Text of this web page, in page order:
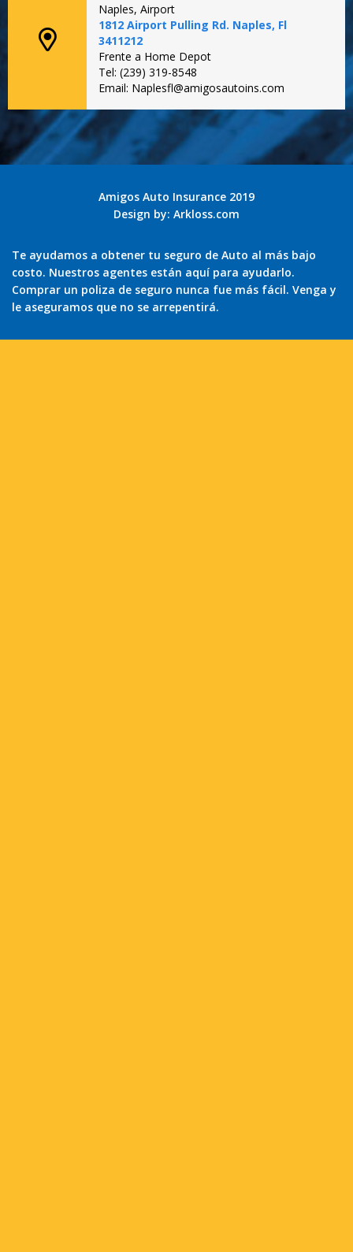
Naples, Airport
1812 Airport Pulling Rd. Naples, Fl
3411212
Frente a Home Depot
Tel: (239) 319-8548
Email: Naplesfl@amigosautoins.com
Amigos Auto Insurance 2019
Design by: Arkloss.com
Te ayudamos a obtener tu seguro de Auto al más bajo
costo. Nuestros agentes están aquí para ayudarlo.
Comprar un poliza de seguro nunca fue más fácil. Venga y
le aseguramos que no se arrepentirá.